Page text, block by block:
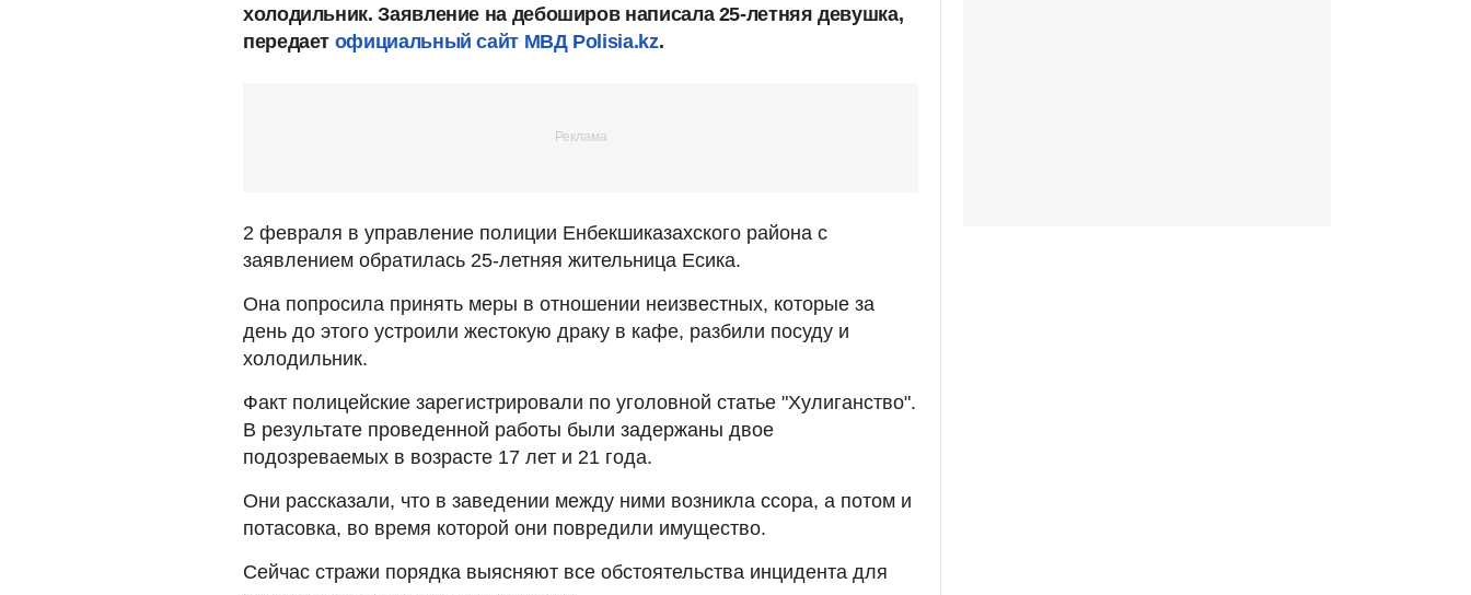
холодильник. Заявление на дебоширов написала 25-летняя девушка,
передает официальный сайт МВД Polisia.kz.
2 февраля в управление полиции Енбекшиказахского района с
заявлением обратилась 25-летняя жительница Есика.
Она попросила принять меры в отношении неизвестных, которые за
день до этого устроили жестокую драку в кафе, разбили посуду и
холодильник.
Факт полицейские зарегистрировали по уголовной статье "Хулиганство".
В результате проведенной работы были задержаны двое
подозреваемых в возрасте 17 лет и 21 года.
Они рассказали, что в заведении между ними возникла ссора, а потом и
потасовка, во время которой они повредили имущество.
Сейчас стражи порядка выясняют все обстоятельства инцидента для